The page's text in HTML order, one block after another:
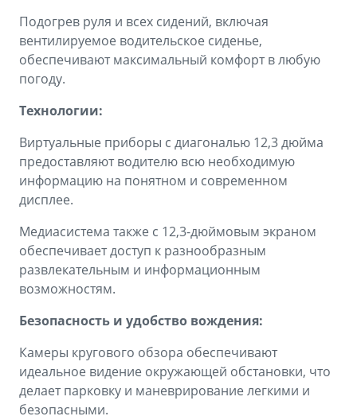
Подогрев руля и всех сидений, включая
вентилируемое водительское сиденье,
обеспечивают максимальный комфорт в любую
погоду.
Технологии:
Виртуальные приборы с диагональю 12,3 дюйма
предоставляют водителю всю необходимую
информацию на понятном и современном
дисплее.
Медиасистема также с 12,3-дюймовым экраном
обеспечивает доступ к разнообразным
развлекательным и информационным
возможностям.
Безопасность и удобство вождения:
Камеры кругового обзора обеспечивают
идеальное видение окружающей обстановки, что
делает парковку и маневрирование легкими и
безопасными.